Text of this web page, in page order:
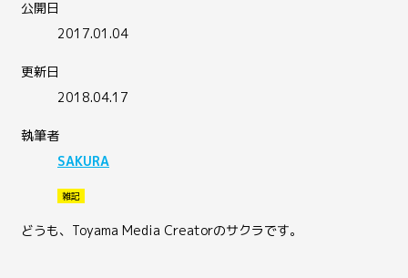
公開日
2017.01.04
更新日
2018.04.17
執筆者
SAKURA
雑記
どうも、Toyama Media Creatorのサクラです。